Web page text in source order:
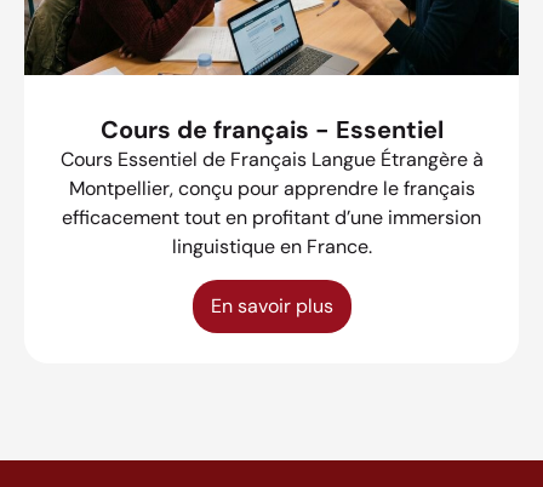
Cours de français - Essentiel
Cours Essentiel de Français Langue Étrangère à
Montpellier, conçu pour apprendre le français
efficacement tout en profitant d’une immersion
linguistique en France.
En savoir plus